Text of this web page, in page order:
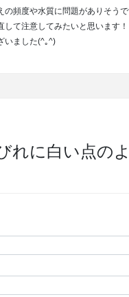
の頻度や水質に問題がありそう
して注意してみたいと思います！
いました(^｡^)
れに白い点の